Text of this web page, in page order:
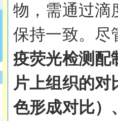
物，需通过滴
保持一致。尽
疫荧光检测配
片上组织的对
色形成对比）